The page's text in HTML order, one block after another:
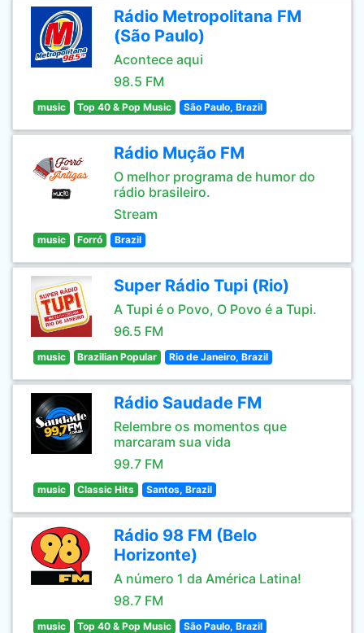
Rádio Metropolitana FM
(São Paulo)
Acontece aqui
98.5 FM
music Top 40 & Pop Music São Paulo, Brazil
Rádio Mução FM
O melhor programa de humor do
rádio brasileiro.
Stream
music Forró Brazil
Super Rádio Tupi (Rio)
A Tupi é o Povo, O Povo é a Tupi.
96.5 FM
music Brazilian Popular Rio de Janeiro, Brazil
Rádio Saudade FM
Relembre os momentos que
marcaram sua vida
99.7 FM
music Classic Hits Santos, Brazil
Rádio 98 FM (Belo
Horizonte)
A número 1 da América Latina!
98.7 FM
music Top 40 & Pop Music São Paulo, Brazil